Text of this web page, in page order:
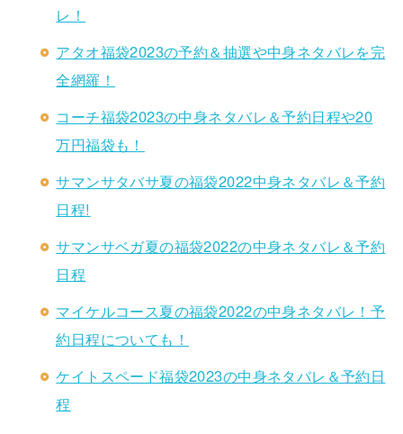
レ！
アタオ福袋2023の予約＆抽選や中身ネタバレを完
全網羅！
コーチ福袋2023の中身ネタバレ＆予約日程や20
万円福袋も！
サマンサタバサ夏の福袋2022中身ネタバレ＆予約
日程!
サマンサベガ夏の福袋2022の中身ネタバレ＆予約
日程
マイケルコース夏の福袋2022の中身ネタバレ！予
約日程についても！
ケイトスペード福袋2023の中身ネタバレ＆予約日
程